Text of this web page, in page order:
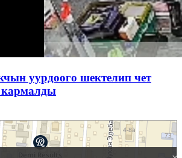
уурдоого шектелип чет